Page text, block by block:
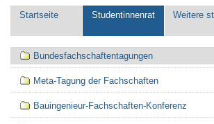
Sektionen
Startseite Studentinnenrat Weitere
Navigation
Bundesfachschaftentagungen
Meta-Tagung der Fachschaften
Bauingenieur-Fachschaften-Konferenz